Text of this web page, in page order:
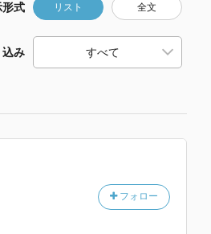
形式 リスト 全文
込み
フォロー